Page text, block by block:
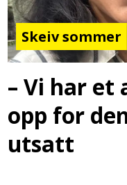
Skeiv sommer
– Vi har et
opp for
utsatt